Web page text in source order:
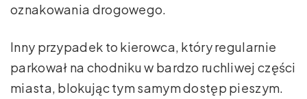
oznakowania drogowego.
Inny przypadek to kierowca, który regularnie
parkował na chodniku w bardzo ruchliwej części
miasta, blokując tym samym dostęp pieszym.